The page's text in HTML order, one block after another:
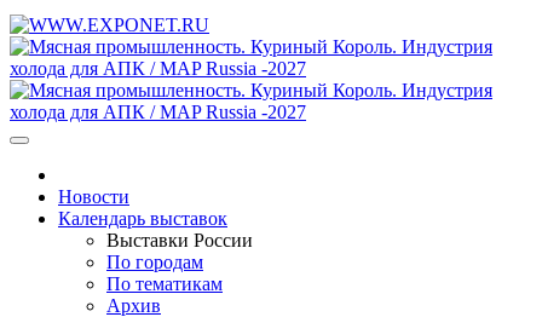
Новости
Календарь выставок
Выставки России
По городам
По тематикам
Архив